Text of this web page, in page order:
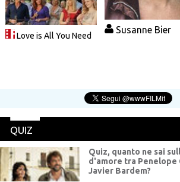
Love is All You Need
Susanne Bier
QUIZ
Quiz, quanto ne sai
d'amore tra Penelope
Javier Bardem?